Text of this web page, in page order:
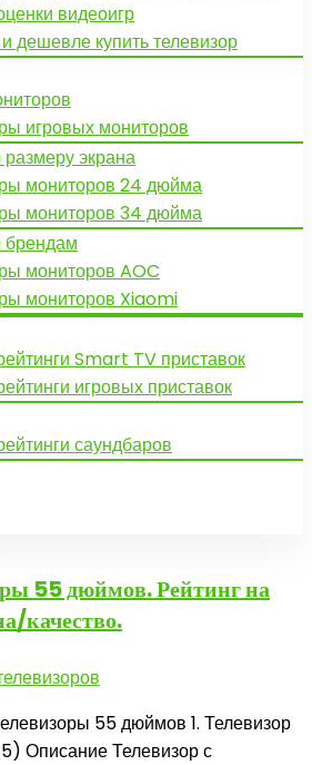
видеоигр
дешевле купить телевизор
игровых мониторов
экрана
мониторов 24 дюйма
мониторов 34 дюйма
мониторов AOC
мониторов Xiaomi
Smart TV приставок
игровых приставок
саундбаров
55 дюймов. Рейтинг на
качество.
55 дюймов 1. Телевизор
Описание Телевизор с